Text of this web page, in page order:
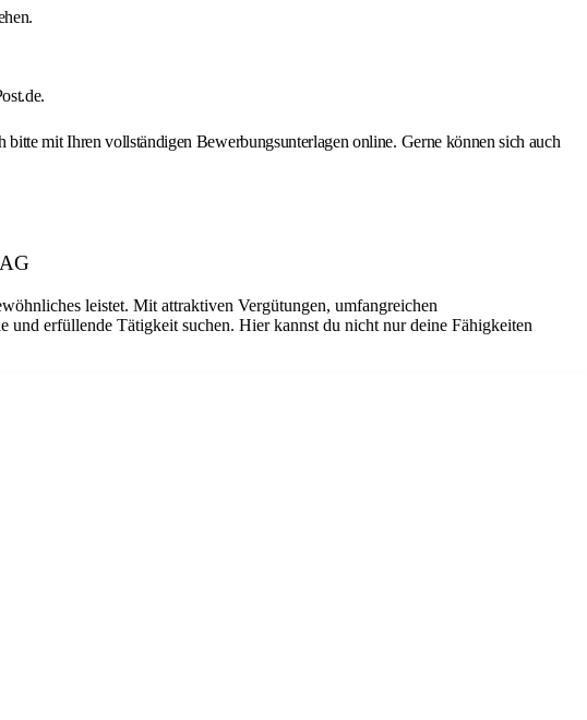
mit Ihren vollständigen Bewerbungsunterlagen online. Gerne können sich auch
leistet. Mit attraktiven Vergütungen, umfangreichen
erfüllende Tätigkeit suchen. Hier kannst du nicht nur deine Fähigkeiten